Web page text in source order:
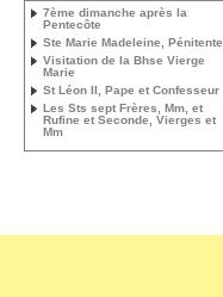
7ème dimanche après la
Pentecôte
Ste Marie Madeleine, Pénitente
Visitation de la Bhse Vierge
Marie
St Léon II, Pape et Confesseur
Les Sts sept Frères, Mm, et
Rufine et Seconde, Vierges et
Mm